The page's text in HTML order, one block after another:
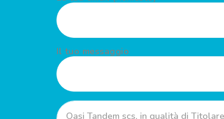
Il tuo messaggio